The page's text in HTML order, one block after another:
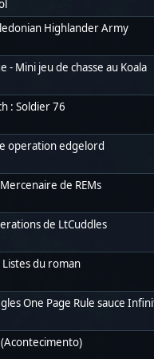
Highlander Army
- Mini jeu de chasse au Koala
: Soldier 76
operation edgelord
de REMs
de LtCuddles
du roman
One Page Rule sauce